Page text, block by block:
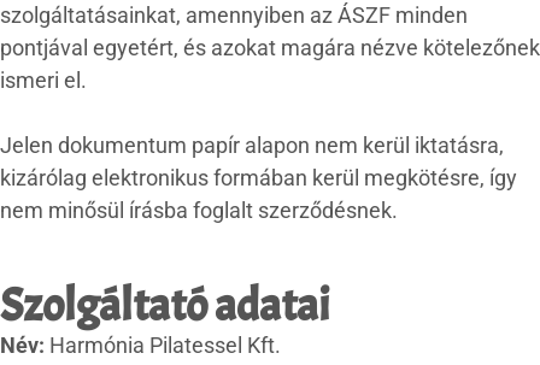
szolgáltatásainkat, amennyiben az ÁSZF minden
pontjával egyetért, és azokat magára nézve kötelezőnek
ismeri el.
Jelen dokumentum papír alapon nem kerül iktatásra,
kizárólag elektronikus formában kerül megkötésre, így
nem minősül írásba foglalt szerződésnek.
Szolgáltató adatai
Név: Harmónia Pilatessel Kft.